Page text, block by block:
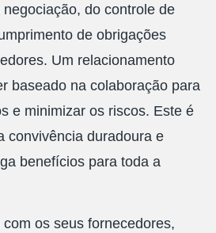
do controle de
de obrigações
Um relacionamento
baseado na colaboração para
e minimizar os riscos. Este é
convivência duradoura e
benefícios para toda a
os seus fornecedores,